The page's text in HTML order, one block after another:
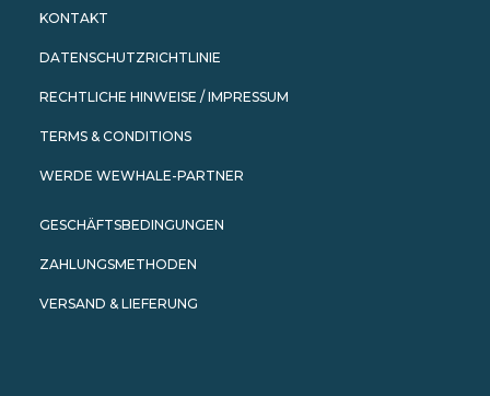
KONTAKT
DATENSCHUTZRICHTLINIE
RECHTLICHE HINWEISE / IMPRESSUM
TERMS & CONDITIONS
WERDE WEWHALE-PARTNER
GESCHÄFTSBEDINGUNGEN
ZAHLUNGSMETHODEN
VERSAND & LIEFERUNG